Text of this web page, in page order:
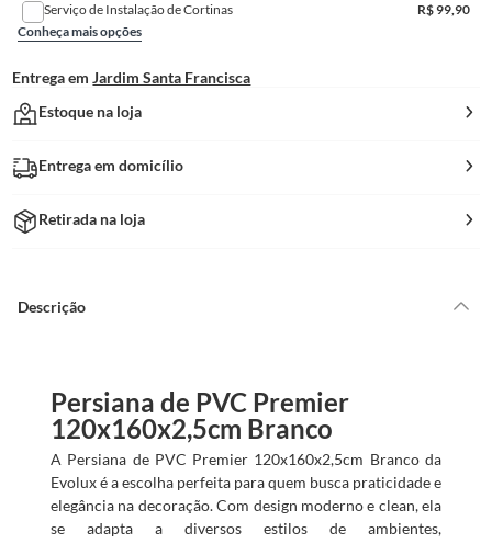
Serviço de Instalação de Cortinas R$99,90
Conheça mais opções
Entrega em Jardim Santa Francisca
Estoque na loja
Entrega em domicílio
Retirada na loja
Descrição
Persiana de PVC Premier
120x160x2,5cm Branco
A Persiana de PVC Premier 120x160x2,5cm Branco da
Evolux é a escolha perfeita para quem busca praticidade e
elegância na decoração. Com design moderno e clean, ela
se adapta a diversos estilos de ambientes,